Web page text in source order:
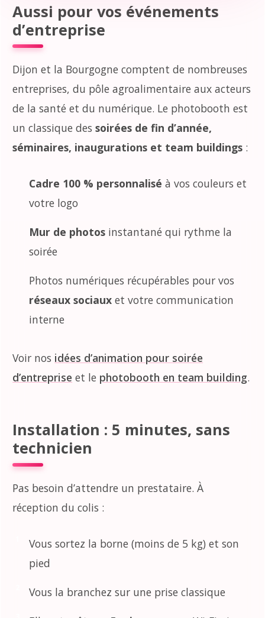
Aussi pour vos événements
d’entreprise
Dijon et la Bourgogne comptent de nombreuses
entreprises, du pôle agroalimentaire aux acteurs
de la santé et du numérique. Le photobooth est
un classique dessoirées de fin d’année,
séminaires, inaugurations et team buildings :
Cadre 100 % personnalisé à vos couleurs et
votre logo
Mur de photos instantané qui rythme la
soirée
Photos numériques récupérables pour vos
réseaux sociaux et votre communication
interne
Voir nos idées d’animation pour soirée
d’entreprise et le photobooth en team building.
Installation : 5 minutes, sans
technicien
Pas besoin d’attendre un prestataire. À
réception du colis :
Vous sortez la borne (moins de 5 kg) et son
pied
Vous la branchez sur une prise classique